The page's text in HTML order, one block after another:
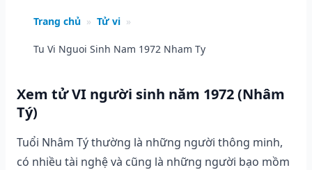
Trang chủ » Tử vi »
Tu Vi Nguoi Sinh Nam 1972 Nham Ty
Xem tử VI người sinh năm 1972 (Nhâm
Tý)
Tuổi Nhâm Tý thường là những người thông minh,
có nhiều tài nghệ và cũng là những người bạo mồm